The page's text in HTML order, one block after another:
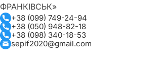
ФРАНКІВСЬК»
+38 (099) 749-24-94
+38 (050) 948-82-18
+38 (098) 340-18-53
sepif2020@gmail.com